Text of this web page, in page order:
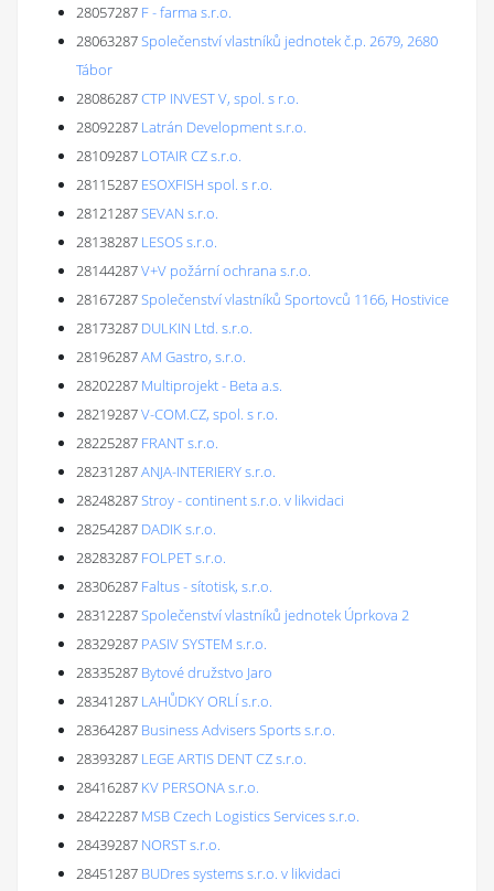
28057287 F - farma s.r.o.
28063287Společenství vlastníků jednotek č.p. 2679, 2680
Tábor
28086287CTP INVEST V, spol. s r.o.
28092287 Latrán Development s.r.o.
28109287 LOTAIR CZ s.r.o.
28115287 ESOXFISH spol. s r.o.
28121287SEVAN s.r.o.
28138287 LESOS s.r.o.
28144287V+V požární ochrana s.r.o.
28167287Společenství vlastníků Sportovců 1166, Hostivice
28173287 DULKIN Ltd. s.r.o.
28196287AM Gastro, s.r.o.
28202287 Multiprojekt - Beta a.s.
28219287V-COM.CZ, spol. s r.o.
28225287 FRANT s.r.o.
28231287ANJA-INTERIERY s.r.o.
28248287Stroy - continent s.r.o. v likvidaci
28254287 DADIK s.r.o.
28283287 FOLPET s.r.o.
28306287 Faltus - sítotisk, s.r.o.
28312287Společenství vlastníků jednotek Úprkova 2
28329287 PASIV SYSTEM s.r.o.
28335287 Bytové družstvo Jaro
28341287 LAHŮDKY ORLÍ s.r.o.
28364287 Business Advisers Sports s.r.o.
28393287 LEGE ARTIS DENT CZ s.r.o.
28416287 KV PERSONA s.r.o.
28422287 MSB Czech Logistics Services s.r.o.
28439287 NORST s.r.o.
28451287 BUDres systems s.r.o. v likvidaci